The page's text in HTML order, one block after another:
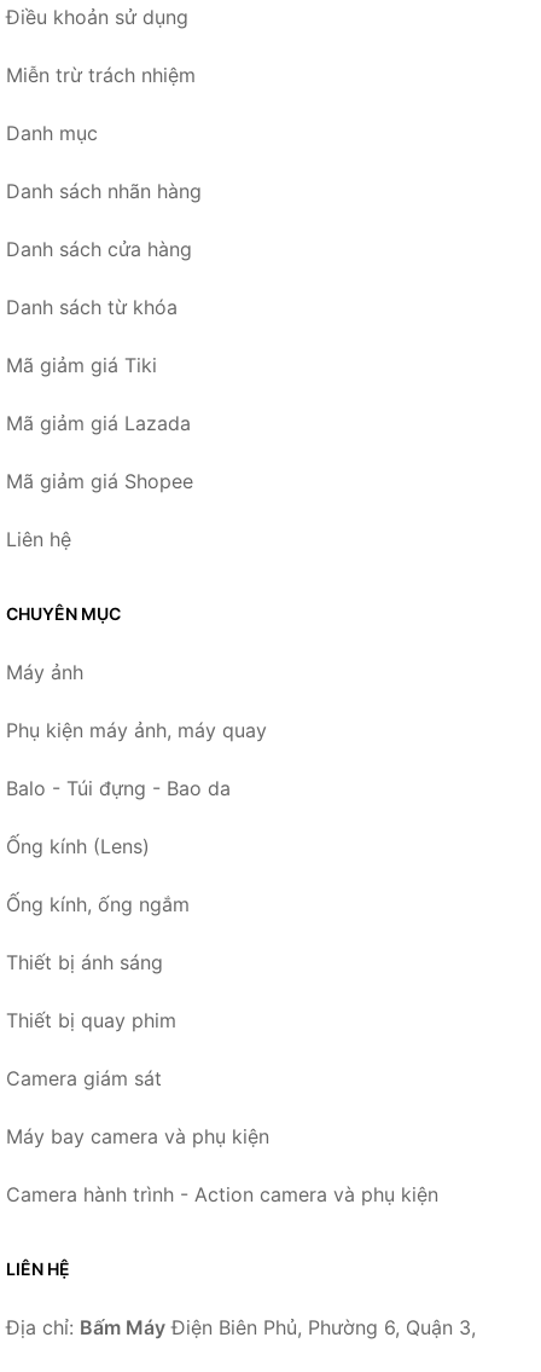
Điều khoản sử dụng
Miễn trừ trách nhiệm
Danh mục
Danh sách nhãn hàng
Danh sách cửa hàng
Danh sách từ khóa
Mã giảm giá Tiki
Mã giảm giá Lazada
Mã giảm giá Shopee
Liên hệ
CHUYÊN MỤC
Máy ảnh
Phụ kiện máy ảnh, máy quay
Balo - Túi đựng - Bao da
Ống kính (Lens)
Ống kính, ống ngắm
Thiết bị ánh sáng
Thiết bị quay phim
Camera giám sát
Máy bay camera và phụ kiện
Camera hành trình - Action camera và phụ kiện
LIÊN HỆ
Địa chỉ: Bấm Máy Điện Biên Phủ, Phường 6, Quận 3,